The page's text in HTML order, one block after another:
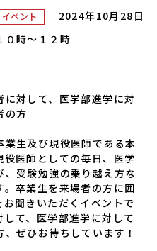
イベント
2024年10月28日
時～１２時
対して、医学部進学に対
の方
生及び現役医師である本
医師としての毎日、医学
受験勉強の乗り越え方な
卒業生を来場者の方に囲
聞きいただくイベントで
て、医学部進学に対して
ぜひお待ちしています！